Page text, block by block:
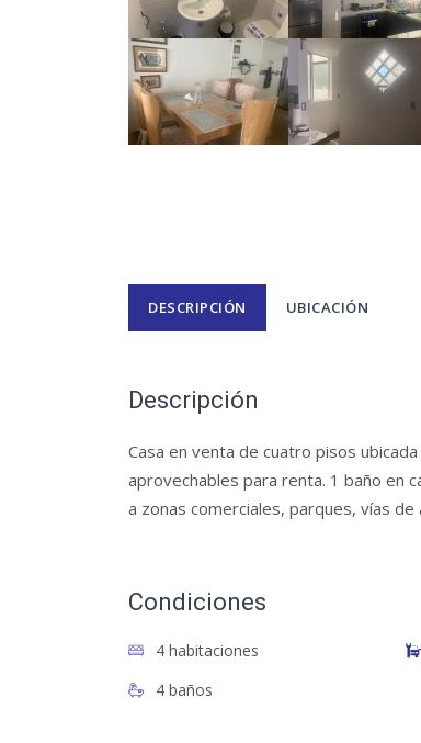
DESCRIPCIÓN UBICACIÓN
Descripción
Casa en venta de cuatro pisos
aprovechables para renta. 1 baño en
a zonas comerciales, parques, vías
Condiciones
4 habitaciones
4 baños